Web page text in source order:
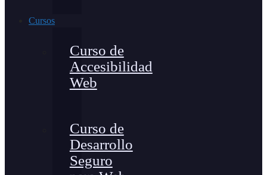
Cursos
Curso de
Accesibilidad
Web
Curso de
Desarrollo
Seguro